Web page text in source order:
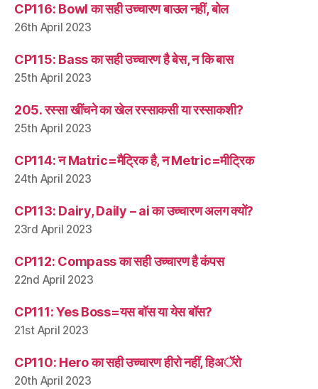
CP116: Bowl का सही उच्चारण बाउल नहीं, बोल
26th April 2023
CP115: Bass का सही उच्चारण है बेस, न कि बास
25th April 2023
205. रस्सा खींचने का खेल रस्साकसी या रस्साकशी?
25th April 2023
CP114: न Matric=मैट्रिक है, न Metric=मीट्रिक
24th April 2023
CP113: Dairy, Daily – ai का उच्चारण अलग क्यों?
23rd April 2023
CP112: Compass का सही उच्चारण है कंपस
22nd April 2023
CP111: Yes Boss=यस बॉस या येस बॉस?
21st April 2023
CP110: Hero का सही उच्चारण हीरो नहीं, हिअॅरो
20th April 2023